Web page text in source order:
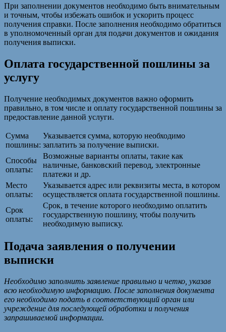
При заполнении документов необходимо быть внимательным
и точным, чтобы избежать ошибок и ускорить процесс
получения справки. После заполнения необходимо обратиться
в уполномоченный орган для подачи документов и ожидания
получения выписки.
Оплата государственной пошлины за
услугу
Получение необходимых документов важно оформить
правильно, в том числе и оплату государственной пошлины за
предоставление данной услуги.
Сумма
пошлины:
Указывается сумма, которую необходимо
заплатить за получение выписки.
Способы
оплаты:
Возможные варианты оплаты, такие как
наличные, банковский перевод, электронные
платежи и др.
Место
оплаты:
Указывается адрес или реквизиты места, в котором
осуществляется оплата государственной пошлины.
Срок
оплаты:
Срок, в течение которого необходимо оплатить
государственную пошлину, чтобы получить
необходимую выписку.
Подача заявления о получении
выписки
Необходимо заполнить заявление правильно и четко, указав
всю необходимую информацию. После заполнения документа
его необходимо подать в соответствующий орган или
учреждение для последующей обработки и получения
запрашиваемой информации.